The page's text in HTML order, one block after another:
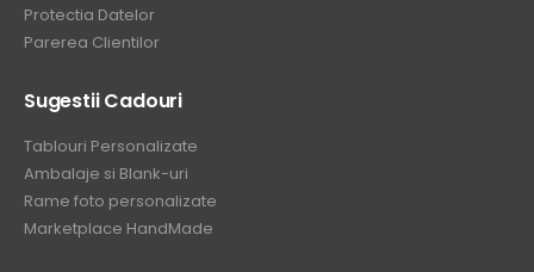
Protectia Datelor
Parerea Clientilor
Sugestii Cadouri
Tablouri Personalizate
Ambalaje si Blank-uri
Rame foto personalizate
Marketplace HandMade